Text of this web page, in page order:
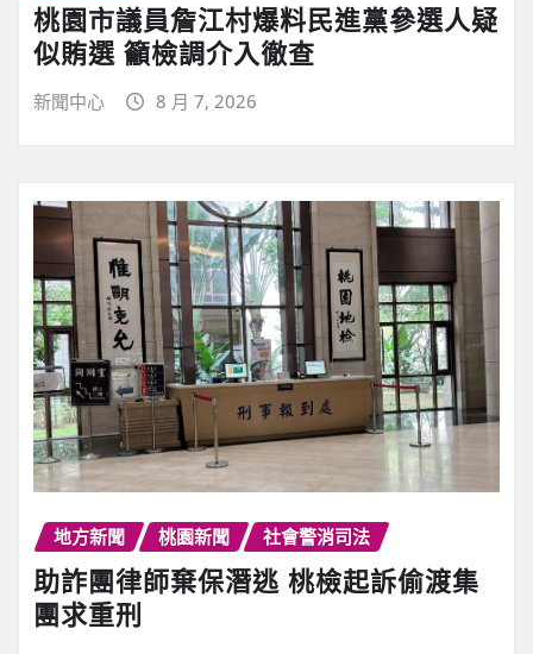
桃園市議員詹江村爆料民進黨參選人疑
似賄選 籲檢調介入徹查
新聞中心 8 月 7, 2026
地方新聞 桃園新聞 社會警消司法
助詐團律師棄保潛逃 桃檢起訴偷渡集
團求重刑